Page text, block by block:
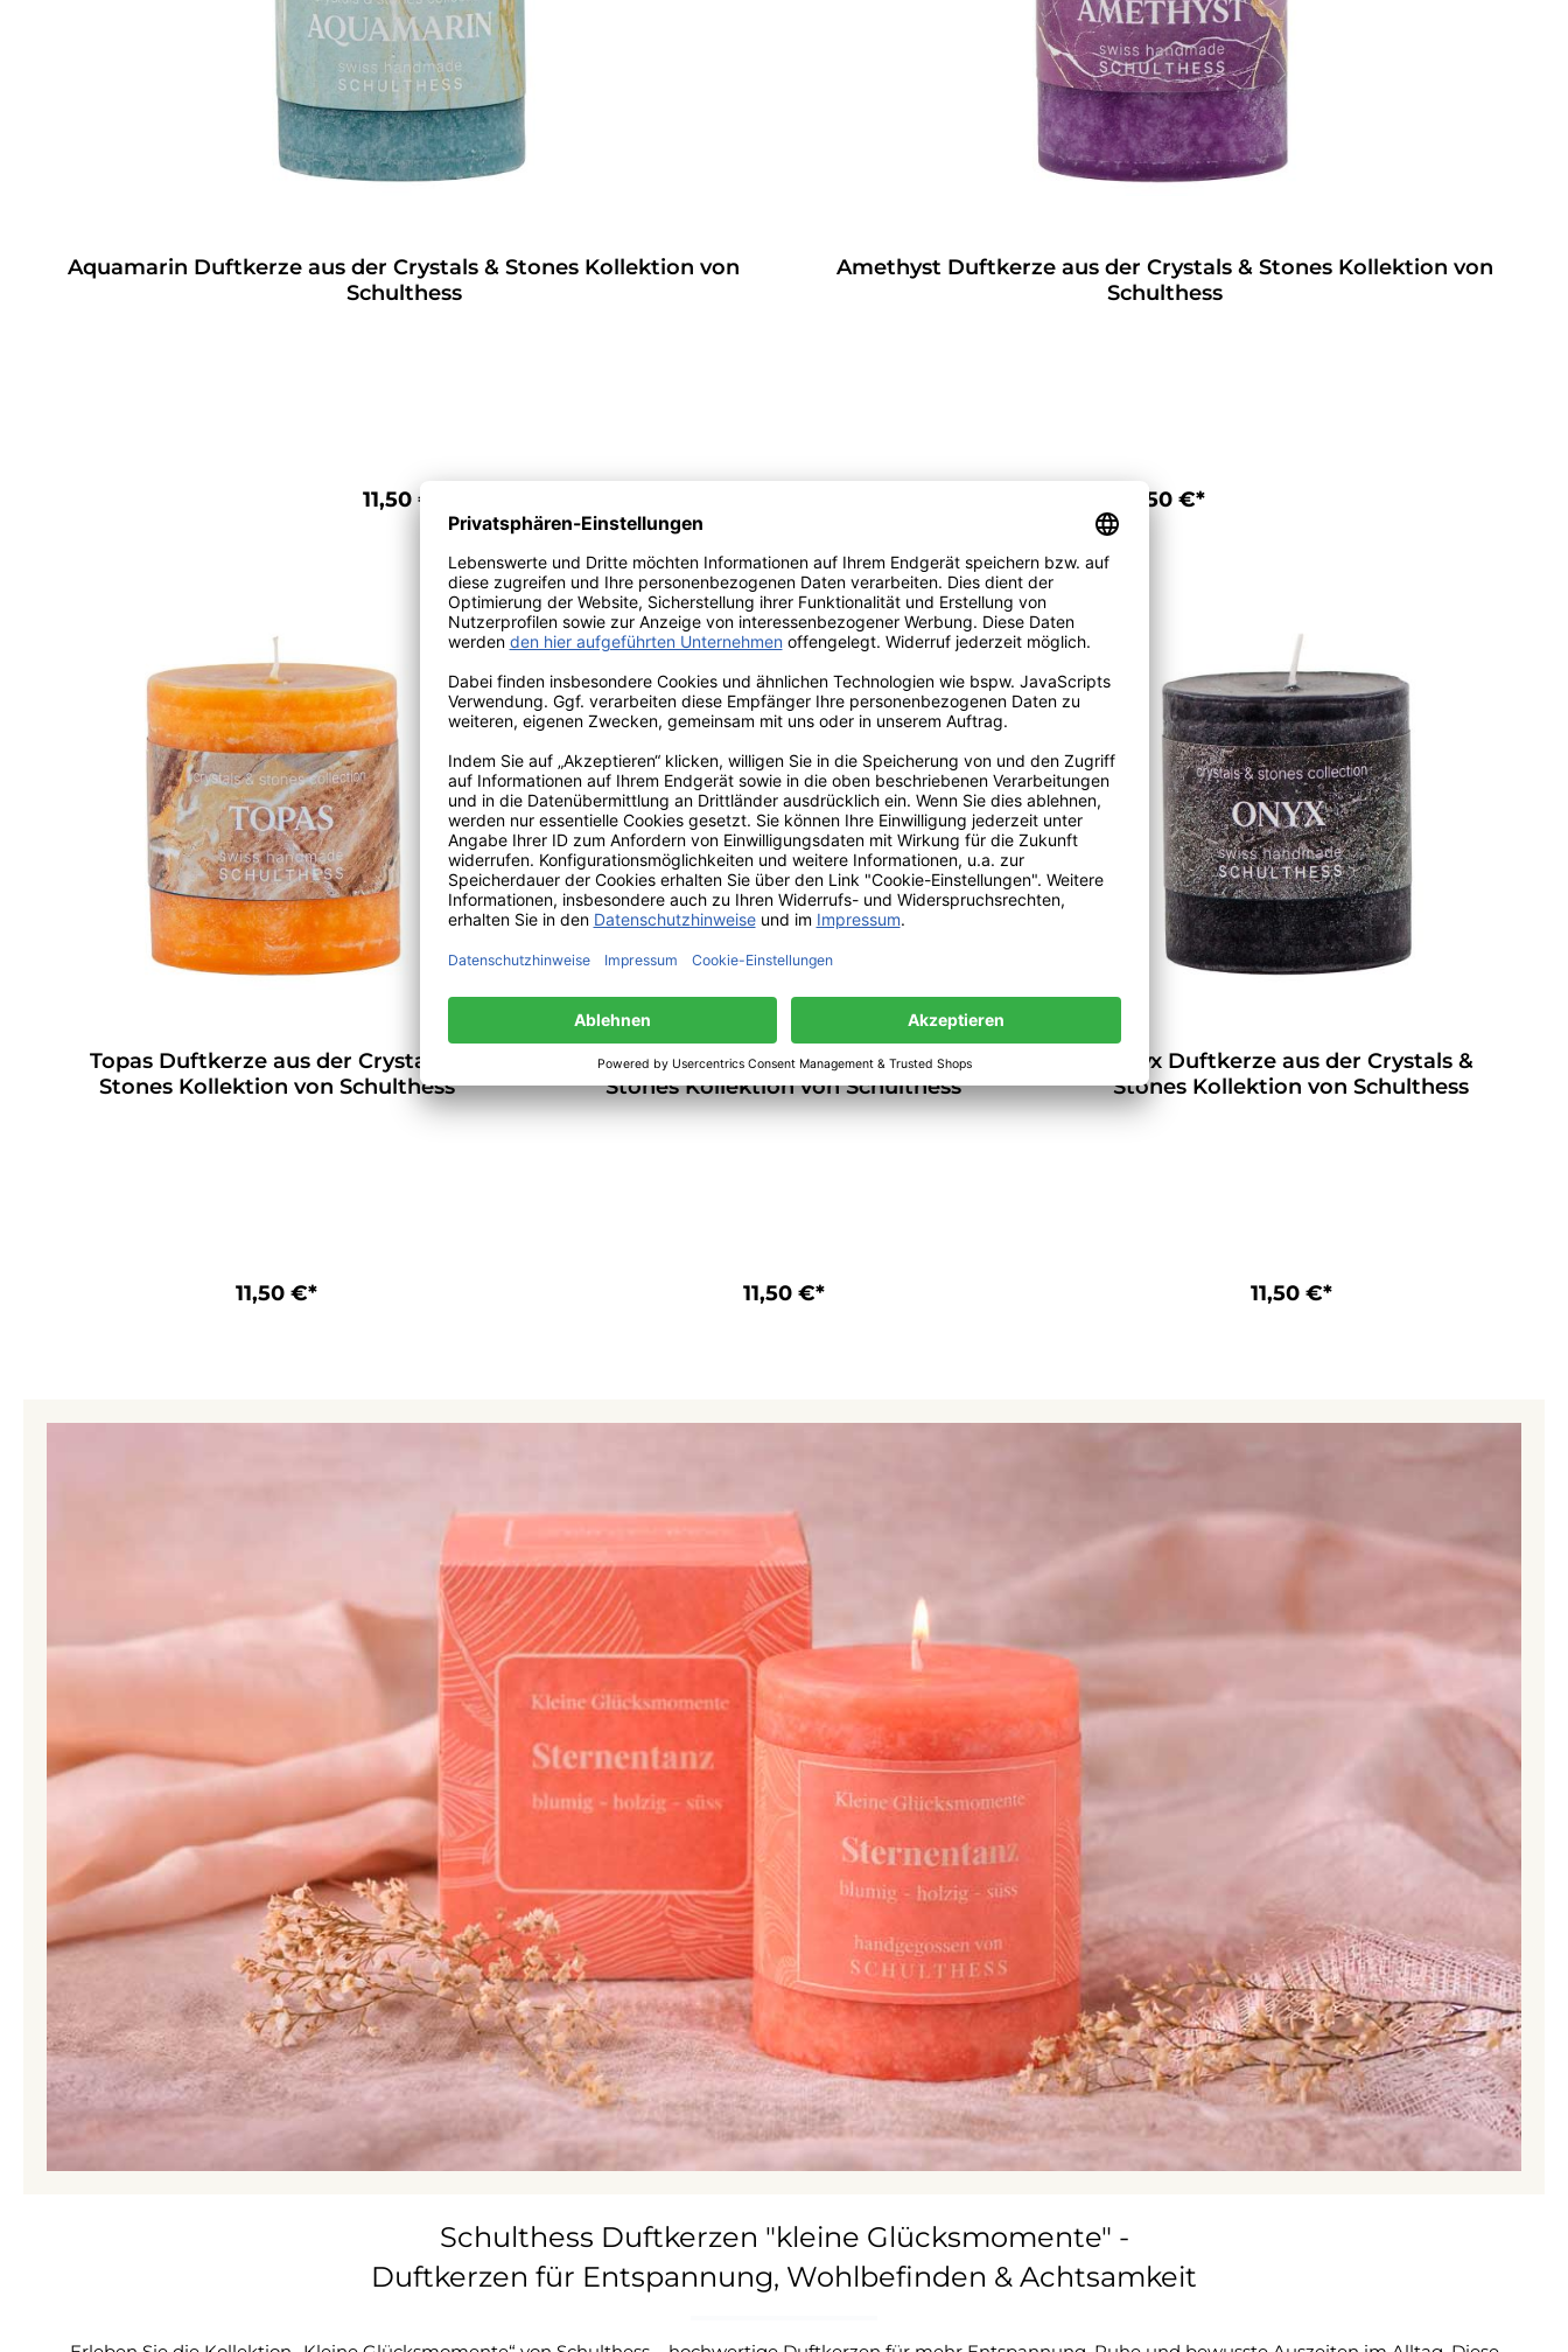
Aquamarin Duftkerze aus der Crystals & Stones Kollektion von
Schulthess
11,50 €*
Amethyst Duftkerze aus der Crystals & Stones Kollektion von
Schulthess
11,50 €*
Topas Duftkerze aus der Crystals &
Stones Kollektion von Schulthess
11,50 €*
Saphir Duftkerze aus der Crystals &
Stones Kollektion von Schulthess
11,50 €*
Onyx Duftkerze aus der Crystals &
Stones Kollektion von Schulthess
11,50 €*
Schulthess Duftkerzen "kleine Glücksmomente" -
Duftkerzen für Entspannung, Wohlbefinden & Achtsamkeit